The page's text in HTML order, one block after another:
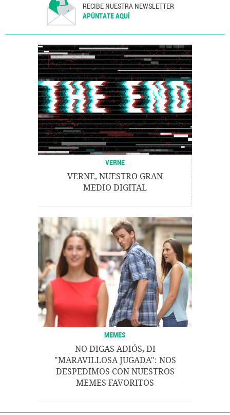
RECIBE NUESTRA NEWSLETTER
APÚNTATE AQUÍ
VERNE
VERNE, NUESTRO GRAN
MEDIO DIGITAL
MEMES
NO DIGAS ADIÓS, DI
"MARAVILLOSA JUGADA": NOS
DESPEDIMOS CON NUESTROS
MEMES FAVORITOS